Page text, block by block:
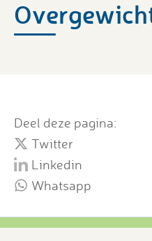
Deel deze pagina:
Twitter
Linkedin
Whatsapp